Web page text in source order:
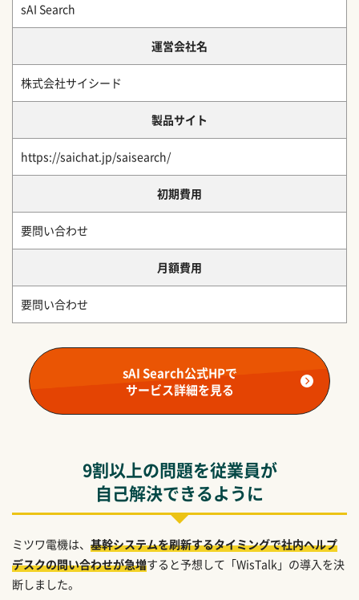
sAI Search
運営会社名
株式会社サイシード
製品サイト
https://saichat.jp/saisearch/
初期費用
要問い合わせ
月額費用
要問い合わせ
sAI Search公式HPで
サービス詳細を見る
9割以上の問題を従業員が
自己解決できるように
ミツワ電機は、 基幹システムを刷新するタイミングで社内ヘルプ
デスクの問い合わせが急増すると予想して「WisTalk」の導入を決
断しました。